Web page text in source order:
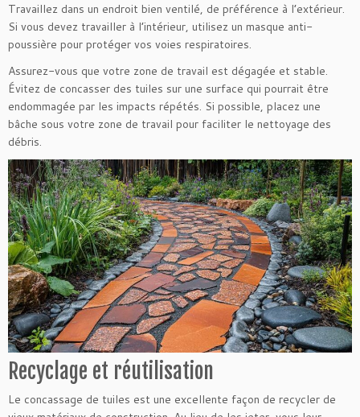
Travaillez dans un endroit bien ventilé, de préférence à l’extérieur.
Si vous devez travailler à l’intérieur, utilisez un masque anti-
poussière pour protéger vos voies respiratoires.
Assurez-vous que votre zone de travail est dégagée et stable.
Évitez de concasser des tuiles sur une surface qui pourrait être
endommagée par les impacts répétés. Si possible, placez une
bâche sous votre zone de travail pour faciliter le nettoyage des
débris.
Recyclage et réutilisation
Le concassage de tuiles est une excellente façon de recycler de